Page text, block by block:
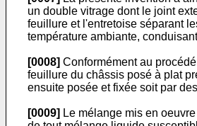
un double vitrage dont le joint
feuillure et l'entretoise séparant
température ambiante,
[0008] Conformément au
feuillure du châssis posé à plat
ensuite posée et fixée soit par
[0009] Le mélange mis en